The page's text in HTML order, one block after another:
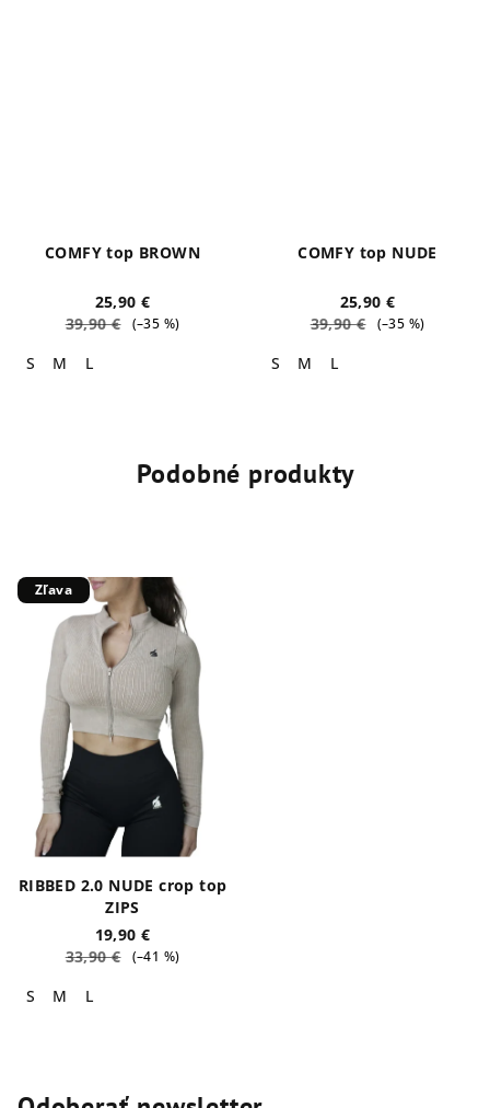
COMFY top BROWN
25,90 €
39,90 €
(–35 %)
S M L
COMFY top NUDE
25,90 €
39,90 €
(–35 %)
S M L
Podobné produkty
Zľava
RIBBED 2.0 NUDE crop top
ZIPS
19,90 €
33,90 €
(–41 %)
S M L